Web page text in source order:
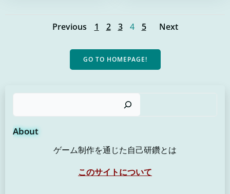
Posts
navigation
Previous
Posts
navigation
Page
1 Page
2 Page
3 Page
4 Page
5
Posts
Next
GO TO HOMEPAGE!
About
ゲーム制作を通じた自己研鑽とは
このサイトについて